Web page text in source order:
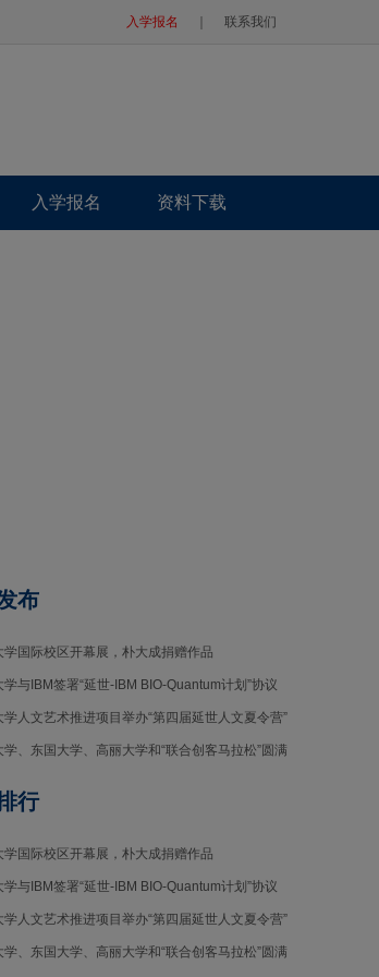
入学报名 联系我们
入学报名 资料下载
布
学国际校区开幕展，朴大成捐赠作品
学与IBM签署“延世-IBM BIO-Quantum计划”协议
学人文艺术推进项目举办“第四届延世人文夏令营”
学、东国大学、高丽大学和“联合创客马拉松”圆满
行
学国际校区开幕展，朴大成捐赠作品
学与IBM签署“延世-IBM BIO-Quantum计划”协议
学人文艺术推进项目举办“第四届延世人文夏令营”
学、东国大学、高丽大学和“联合创客马拉松”圆满